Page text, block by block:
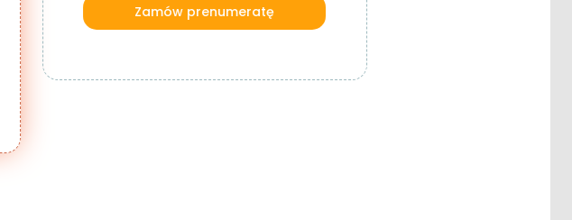
Zamów prenumeratę